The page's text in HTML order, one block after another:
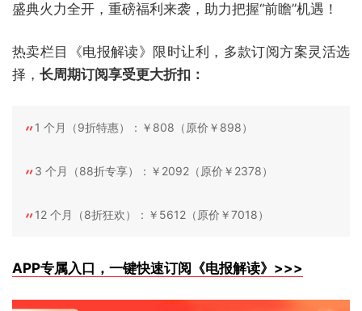
盛典火力全开，重磅福利来袭，助力把握“前瞻”机遇！
热卖栏目《电报解读》限时让利，多款订阅方案灵活选
择， 长周期订阅享受更大折扣：
1 个月（9折特惠）：￥808（原价￥898）
3 个月（88折专享）：￥2092（原价￥2378）
12 个月（8折狂欢）：￥5612（原价￥7018）
APP专属入口，一键快速订阅《电报解读》>>>